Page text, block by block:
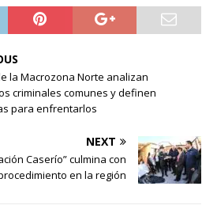
la Macrozona Norte analizan
criminales comunes y definen
para enfrentarlos
NEXT
Caserío” culmina con
en la región